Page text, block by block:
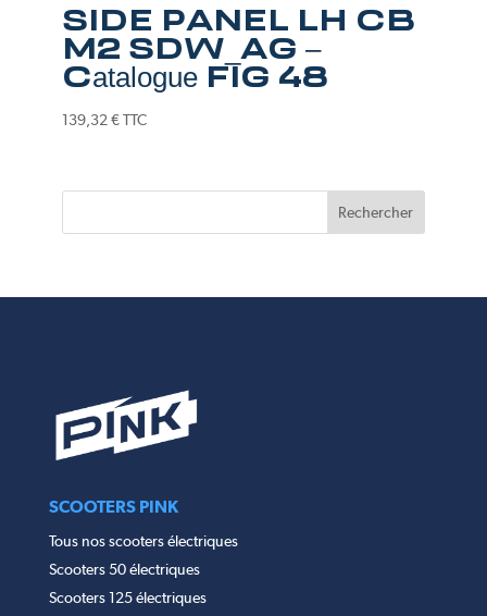
SIDE PANEL LH CB
M2 SDW_AG –
Catalogue FIG 48
139,32€ TTC
SCOOTERS PINK
Tous nos scooters électriques
Scooters 50 électriques
Scooters 125 électriques